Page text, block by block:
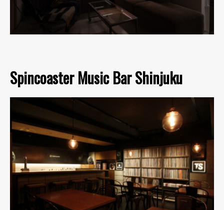
Spincoaster Music Bar Shinjuku